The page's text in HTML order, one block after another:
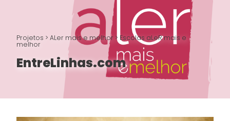
Projetos >ALer mais e melhor > Escolas aLeR mais e
melhor
EntreLinhas.com